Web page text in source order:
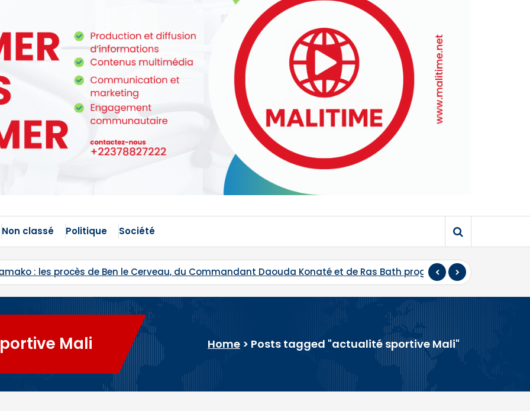
Non classé Politique Société
: les procès de Ben le Cerveau, du Commandant Daouda Konaté et de Ras Bath programmés
Mali Home > Posts tagged "actualité sportive Mali"